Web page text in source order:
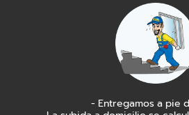
- Entregamos a pie